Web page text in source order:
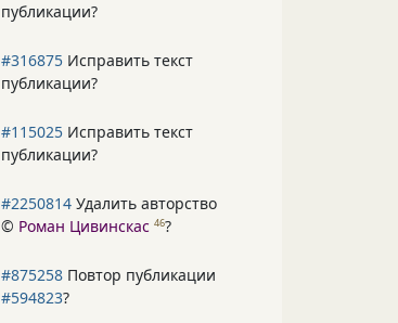
публикации?
#316875 Исправить текст
публикации?
#115025 Исправить текст
публикации?
#2250814 Удалить авторство
© Роман Цивинскас 46?
#875258 Повтор публикации
#594823?